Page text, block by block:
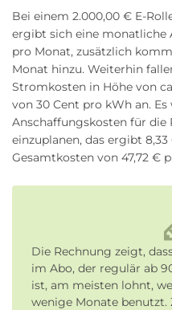
Bei einem 2.000,00 € E-
ergibt sich eine monatliche
pro Monat, zusätzlich
Monat hinzu. Weiterhin
Stromkosten in Höhe von
von 30 Cent pro kWh an.
Anschaffungskosten für die
einzuplanen, das ergibt
Gesamtkosten von 47,72 €
Die Rechnung zeigt,
im Abo, der regulär ab
ist, am meisten lohnt,
wenige Monate benutzt.